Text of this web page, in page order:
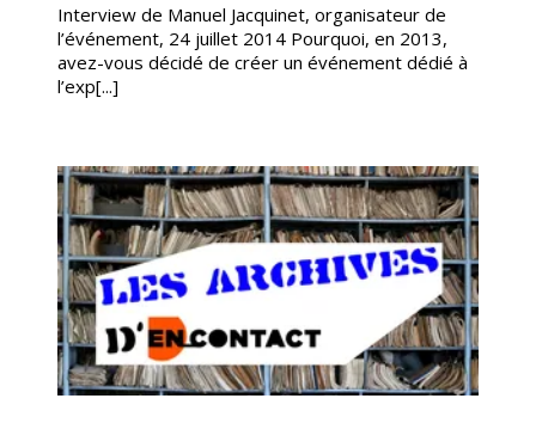
Interview de Manuel Jacquinet, organisateur de
l’événement, 24 juillet 2014 Pourquoi, en 2013,
avez-vous décidé de créer un événement dédié à
l’exp[...]